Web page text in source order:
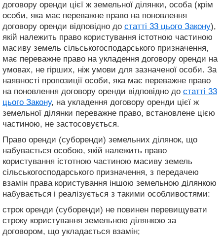
договору оренди цієї ж земельної ділянки, особа (крім
особи, яка має переважне право на поновлення
договору оренди відповідно до статті 33 цього Закону),
якій належить право користування істотною частиною
масиву земель сільськогосподарського призначення,
має переважне право на укладення договору оренди на
умовах, не гірших, ніж умови для зазначеної особи. За
наявності пропозиції особи, яка має переважне право
на поновлення договору оренди відповідно до статті 33
цього Закону, на укладення договору оренди цієї ж
земельної ділянки переважне право, встановлене цією
частиною, не застосовується.
Право оренди (суборенди) земельних ділянок, що
набувається особою, якій належить право
користування істотною частиною масиву земель
сільськогосподарського призначення, з передачею
взамін права користування іншою земельною ділянкою
набувається і реалізується з такими особливостями:
строк оренди (суборенди) не повинен перевищувати
строку користування земельною ділянкою за
договором, що укладається взамін;